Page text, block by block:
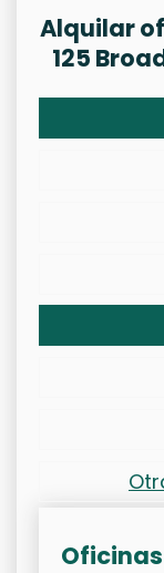
Alquilar
125
Oficinas